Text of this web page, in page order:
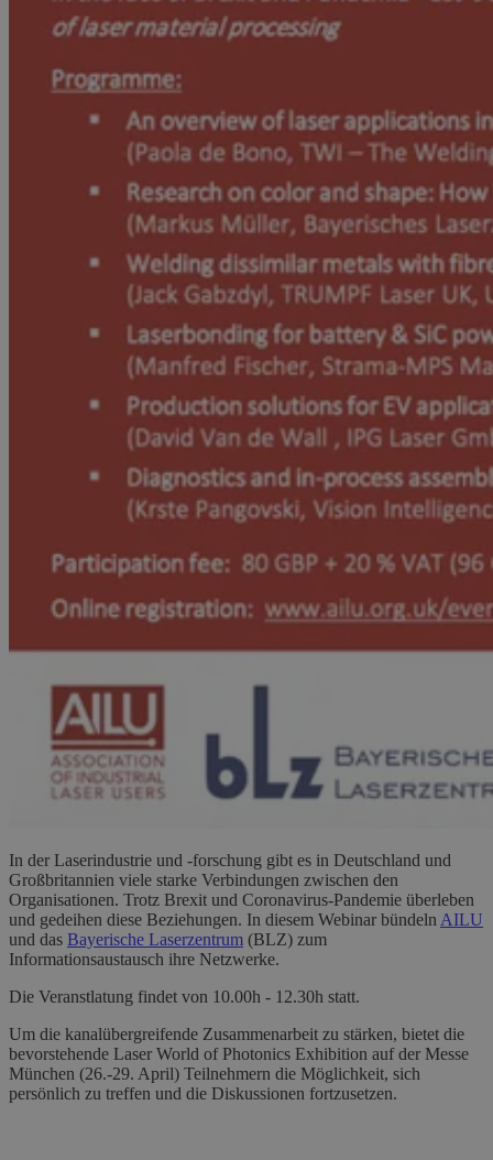
In der Laserindustrie und -forschung gibt es in Deutschland und
Großbritannien viele starke Verbindungen zwischen den
Organisationen. Trotz Brexit und Coronavirus-Pandemie überleben
und gedeihen diese Beziehungen. In diesem Webinar bündeln AILU
und das Bayerische Laserzentrum (BLZ) zum
Informationsaustausch ihre Netzwerke.
Die Veranstlatung findet von 10.00h - 12.30h statt.
Um die kanalübergreifende Zusammenarbeit zu stärken, bietet die
bevorstehende Laser World of Photonics Exhibition auf der Messe
München (26.-29. April) Teilnehmern die Möglichkeit, sich
persönlich zu treffen und die Diskussionen fortzusetzen.